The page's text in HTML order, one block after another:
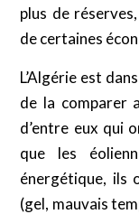
plus de
de certaines
L’Algérie est
de la comparer
d’entre eux qui
que les
énergétique, ils
(gel, mauvais